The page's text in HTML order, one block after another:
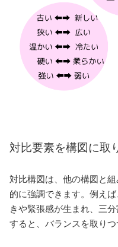
対比要素を構図に取
対比構図は、他の構図と
的に強調できます。例え
きや緊張感が生まれ、三
すると、バランスを取りつ